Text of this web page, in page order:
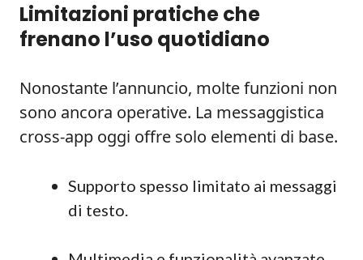
Limitazioni pratiche che
frenano l’uso quotidiano
Nonostante l’annuncio, molte funzioni non
sono ancora operative. La messaggistica
cross-app oggi offre solo elementi di base.
Supporto spesso limitato ai messaggi
di testo.